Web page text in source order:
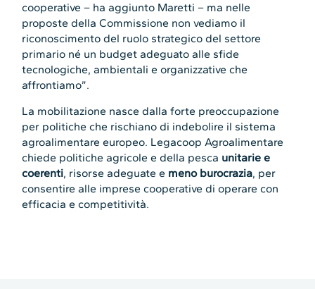
cooperative – ha aggiunto Maretti – ma nelle
proposte della Commissione non vediamo il
riconoscimento del ruolo strategico del settore
primario né un budget adeguato alle sfide
tecnologiche, ambientali e organizzative che
affrontiamo”.
La mobilitazione nasce dalla forte preoccupazione
per politiche che rischiano di indebolire il sistema
agroalimentare europeo. Legacoop Agroalimentare
chiede politiche agricole e della pesca unitarie e
coerenti, risorse adeguate e meno burocrazia, per
consentire alle imprese cooperative di operare con
efficacia e competitività.